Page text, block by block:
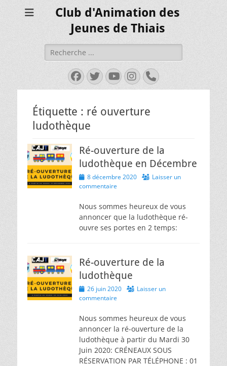
Club d'Animation des
Jeunes de Thiais
Rechercher :
Facebook
Twitter
YouTube
Instagram
Tél
Étiquette : ré ouverture
ludothèque
Ré-ouverture de la
ludothèque en Décembre
Posted
on
8 décembre 2020
Laisser un
commentaire
Nous sommes heureux de vous
annoncer que la ludothèque ré-
ouvre ses portes en 2 temps:
Ré-ouverture de la
ludothèque
Posted
on
26 juin 2020
Laisser un
commentaire
Nous sommes heureux de vous
annoncer la ré-ouverture de la
ludothèque à partir du Mardi 30
Juin 2020: CRÉNEAUX SOUS
RÉSERVATION PAR TÉLÉPHONE : 01